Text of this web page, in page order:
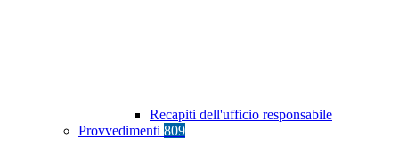
Recapiti dell'ufficio responsabile
Provvedimenti 809